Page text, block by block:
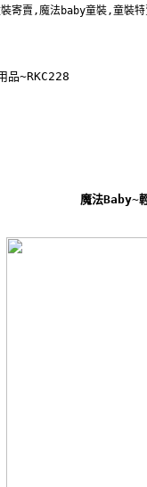
寄賣,魔法baby童裝,童裝
品~RKC228
魔法Baby~